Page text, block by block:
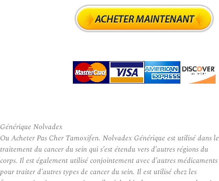
Générique Nolvadex
Ou Acheter Pas Cher Tamoxifen. Nolvadex Générique est utilisé dans le
traitement du cancer du sein qui s’est étendu vers d’autres régions du
corps. Il est également utilisé conjointement avec d’autres médicaments
pour traiter d’autres types de cancer du sein. Il est utilisé chez les